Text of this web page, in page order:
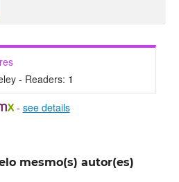
- Readers: 1
- see details
mesmo(s) autor(es)